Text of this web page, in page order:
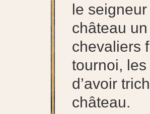
le
château
chevaliers
tournoi,
d’avoir
château.